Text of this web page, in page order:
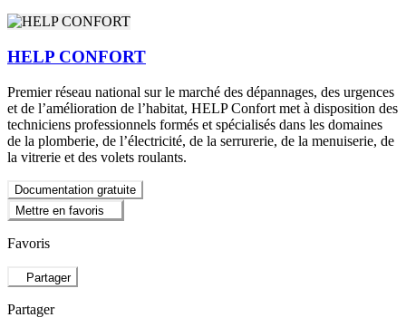
HELP CONFORT
Premier réseau national sur le marché des dépannages, des urgences
et de l’amélioration de l’habitat, HELP Confort met à disposition des
techniciens professionnels formés et spécialisés dans les domaines
de la plomberie, de l’électricité, de la serrurerie, de la menuiserie, de
la vitrerie et des volets roulants.
Documentation gratuite
Mettre en favoris
Favoris
Partager
Partager